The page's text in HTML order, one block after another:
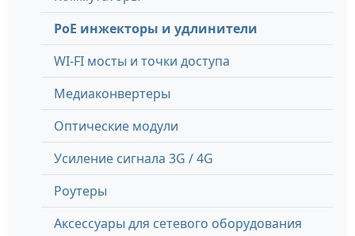
PoE инжекторы и удлинители
WI-FI мосты и точки доступа
Медиаконвертеры
Оптические модули
Усиление сигнала 3G / 4G
Роутеры
Аксессуары для сетевого оборудования